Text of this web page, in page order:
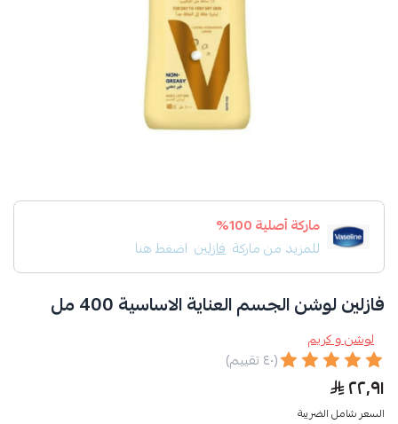
ماركة أصلية 100%
للمزيد من ماركة فازلين اضغط هنا
فازلين لوشن الجسم العناية الاساسية 400 مل
لوشن و كريم
(٤٠ تقييم)
٢٢٫٩١
السعر شامل الضريبة